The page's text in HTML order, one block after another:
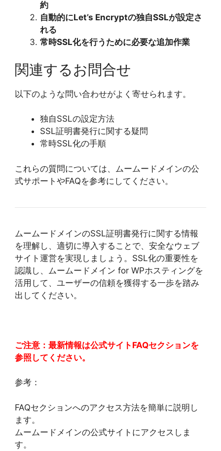
約
自動的にLet’s Encryptの独自SSLが設定さ
れる
常時SSL化を行うために必要な追加作業
関連するお問合せ
以下のような問い合わせがよく寄せられます。
独自SSLの設定方法
SSL証明書発行に関する疑問
常時SSL化の手順
これらの質問については、ムームードメインの公
式サポートやFAQを参考にしてください。
ムームードメインのSSL証明書発行に関する情報
を理解し、適切に導入することで、安全なウェブ
サイト運営を実現しましょう。SSL化の重要性を
認識し、ムームードメイン for WPホスティングを
活用して、ユーザーの信頼を獲得する一歩を踏み
出してください。
ご注意：最新情報は公式サイトFAQセクションを
参照してください。
参考：
FAQセクションへのアクセス方法を簡単に説明し
ます。
ムームードメインの公式サイトにアクセスしま
す。